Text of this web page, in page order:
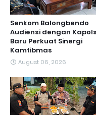
Senkom Balongbendo
Audiensi dengan
Baru Perkuat Sinergi
Kamtibmas
August 06, 2026